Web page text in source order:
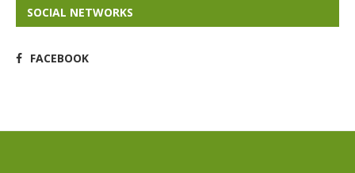
SOCIAL NETWORKS
FACEBOOK